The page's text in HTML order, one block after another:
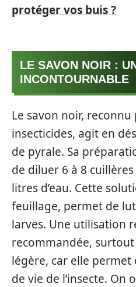
protéger vos buis ?
LE SAVON NOIR :
INCONTOURNABLE
Le savon noir,
insecticides, agit en
de pyrale. Sa
de diluer 6 à 8
litres d’eau. Cette
feuillage, permet de
larves. Une utilisation
recommandée, surtout
légère, car elle permet
de vie de l’insecte. On